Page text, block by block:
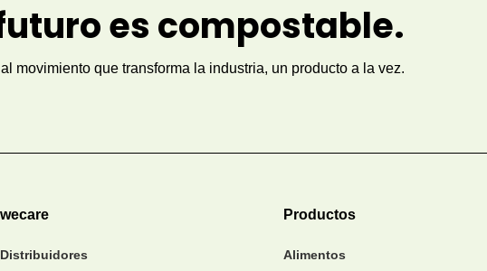
es compostable.
movimiento que transforma la industria, un producto a la vez.
wecare
Distribuidores
Productos
Alimentos